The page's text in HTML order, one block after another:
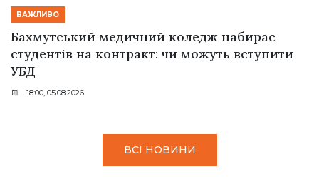
ВАЖЛИВО
Бахмутський медичний коледж набирає
студентів на контракт: чи можуть вступити
УБД
18:00, 05.08.2026
ВСІ НОВИНИ